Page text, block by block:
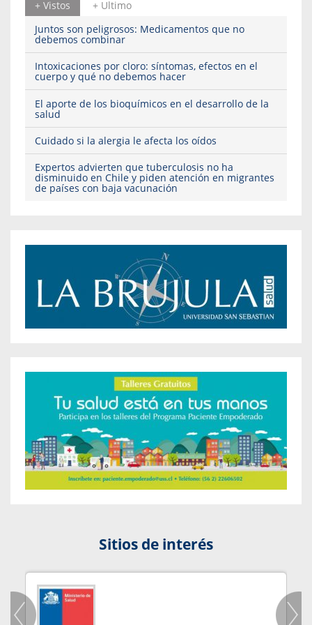
+ Vistos
+ Ultimo
Juntos son peligrosos: Medicamentos que no
debemos combinar
Intoxicaciones por cloro: síntomas, efectos en el
cuerpo y qué no debemos hacer
El aporte de los bioquímicos en el desarrollo de la
salud
Cuidado si la alergia le afecta los oídos
Expertos advierten que tuberculosis no ha
disminuido en Chile y piden atención en migrantes
de países con baja vacunación
Sitios de interés